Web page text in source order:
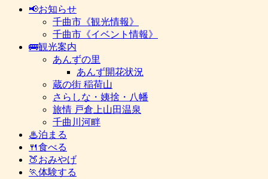
📢お知らせ
千曲市《観光情報》
千曲市《イベント情報》
🚌観光案内
あんずの里
あんず開花状況
蔵の街 稲荷山
さらしな・姨捨・八幡
旅情 戸倉上山田温泉
千曲川河畔
♨泊まる
🍴食べる
🍑おみやげ
🏃体験する